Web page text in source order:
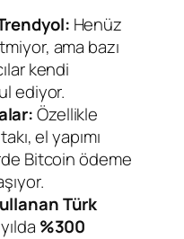
Henüz
ama bazı
kendi
ediyor.
Özellikle
el yapımı
Bitcoin ödeme
Türk
%300